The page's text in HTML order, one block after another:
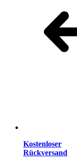
Kostenloser
Rückversand